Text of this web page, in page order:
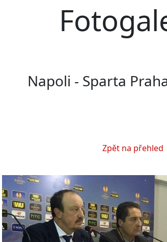
Napoli - Sparta
Zpět na přehled